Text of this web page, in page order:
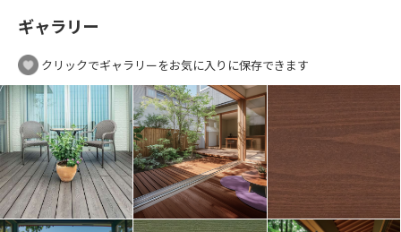
ギャラリー
クリックでギャラリーをお気に入りに保存できます